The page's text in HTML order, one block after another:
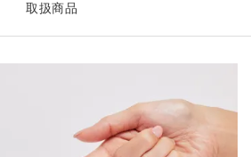
取扱商品